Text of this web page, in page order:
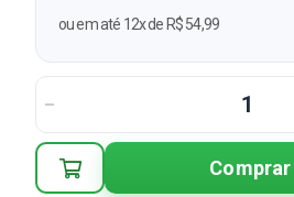
ou em até 12x de R$ 54,99